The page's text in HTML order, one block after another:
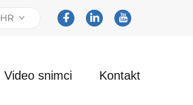
HR
Video snimci Kontakt